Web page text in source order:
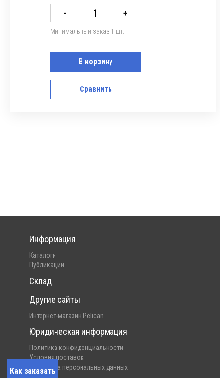
- +
Минимальный заказ 1 шт.
В корзину
Сравнить
Как заказать
Информация
Каталоги
Публикации
Склад
Другие сайты
Интернет-магазин Pelican
Юридическая информация
Политика конфиденциальности
Условия поставок
Обработка персональных данных